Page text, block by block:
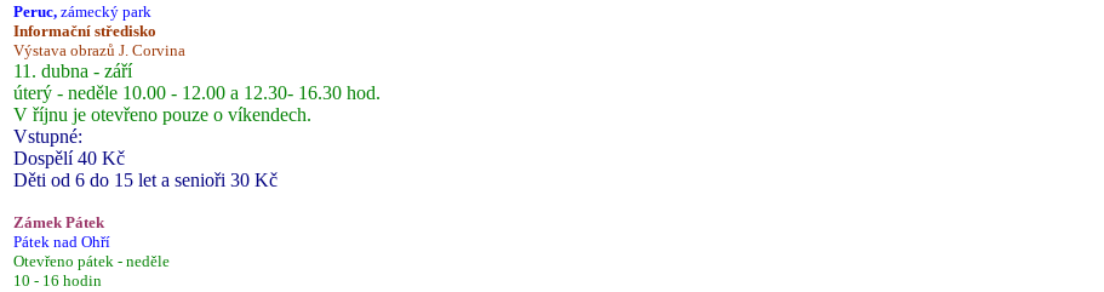
Peruc, zámecký park
Informační středisko
Výstava obrazů J. Corvina
11. dubna - září
úterý - neděle 10.00 - 12.00 a 12.30- 16.30 hod.
V říjnu je otevřeno pouze o víkendech.
Vstupné:
Dospělí 40 Kč
Děti od 6 do 15 let a senioři 30 Kč
Zámek Pátek
Pátek nad Ohří
Otevřeno pátek - neděle
10 - 16 hodin